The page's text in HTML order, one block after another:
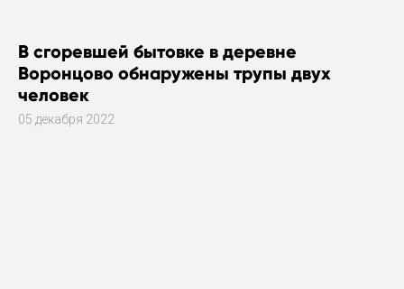
В сгоревшей бытовке в деревне
Воронцово обнаружены трупы двух
человек
05 декабря 2022